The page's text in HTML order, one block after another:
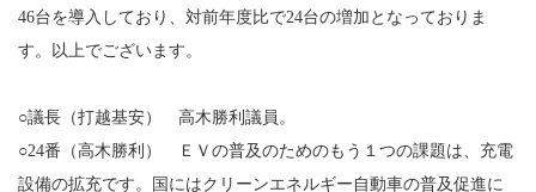
46台を導入しており、対前年度比で24台の増加となっておりま
す。以上でございます。
○議長（打越基安） 高木勝利議員。
○24番（高木勝利） ＥＶの普及のためのもう１つの課題は、充電
設備の拡充です。国にはクリーンエネルギー自動車の普及促進に